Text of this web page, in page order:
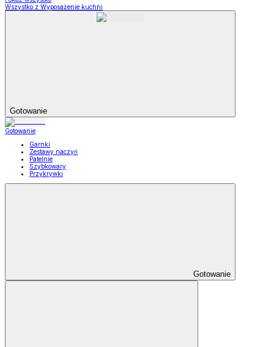
Wszystko z Wyposażenie kuchni
Gotowanie
Gotowanie
Garnki
Zestawy naczyń
Patelnie
Szybkowary
Przykrywki
Gotowanie